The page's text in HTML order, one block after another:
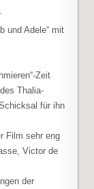
und Adele“ mit
Zeit
Thalia-
für ihn
Film sehr eng
Victor de
der